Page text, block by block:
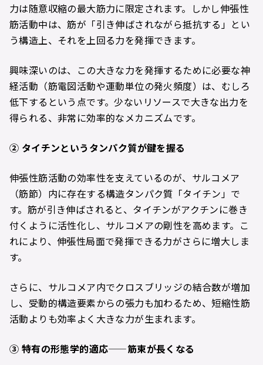
力は随意収縮の最大筋力に限定されます。しかし伸張性
筋活動中は、筋が「引き伸ばされながら抵抗する」とい
う構造上、それを上回る力を発揮できます。
興味深いのは、この大きな力を発揮するために必要な神
経活動（筋電図活動や運動単位の発火頻度）は、むしろ
低下するという点です。少ないリソースで大きな出力を
得られる、非常に効率的なメカニズムです。
② タイチンというタンパク質が鍵を握る
伸張性筋活動の効率性を支えているのが、サルコメア
（筋節）内に存在する構造タンパク質「タイチン」で
す。筋が引き伸ばされると、タイチンがアクチンに巻き
付くように活性化し、サルコメアの剛性を高めます。こ
れにより、伸張性局面で発揮できる力がさらに増大しま
す。
さらに、サルコメア内でクロスブリッジの結合数が増加
し、受動的構造要素からの張力も加わるため、短縮性筋
活動よりも効率よく大きな力が生まれます。
③ 特有の形態学的適応——筋束が長くなる